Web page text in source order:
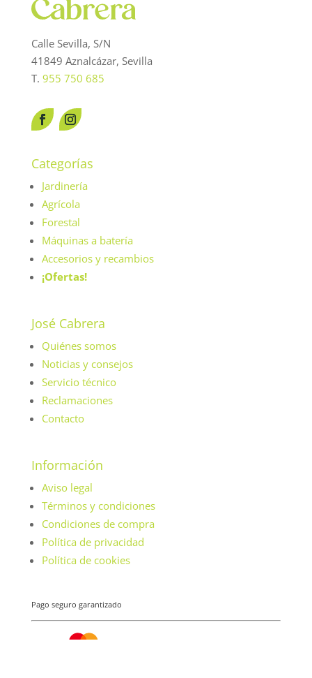
Calle Sevilla, S/N
41849 Aznalcázar, Sevilla
T. 955 750 685
Categorías
Jardinería
Agrícola
Forestal
Máquinas a batería
Accesorios y recambios
¡Ofertas!
José Cabrera
Quiénes somos
Noticias y consejos
Servicio técnico
Reclamaciones
Contacto
Información
Aviso legal
Términos y condiciones
Condiciones de compra
Política de privacidad
Política de cookies
Pago seguro garantizado